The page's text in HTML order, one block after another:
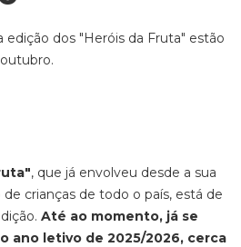
edição dos "Heróis da Fruta" estão
, que já envolveu desde a sua
crianças de todo o país, está de
Até ao momento, já se
ano letivo de 2025/2026, cerca